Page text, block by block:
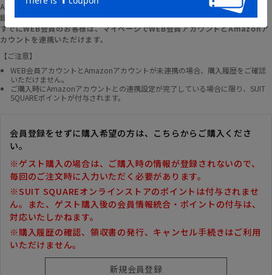
Amazonアカウントの登録情報を使用して、お支払いおよび新規WEB会員登
録が可能です。
すでにWEB会員のお客様は、マイページでWEB会員アカウントとAmazonア
カウントを連携いただけます。
【ご注意】
WEB会員アカウントとAmazonアカウントが未連携の場合、購入履歴をご確認
いただけません。
ご購入時にAmazonアカウントとの連携設定が完了している場合に限り、SUIT
SQUAREポイントが付与されます。
会員登録をせずに購入希望の方は、こちらからご購入くださ
い。
※ゲスト購入の場合は、ご購入時の情報が登録されないので、
毎回のご注文時に入力いただく必要があります。
※SUIT SQUAREオンラインストアのポイントは付与されませ
ん。また、ゲスト購入後の会員情報統合・ポイントの付与は、
対応いたしかねます。
※購入履歴の確認、領収書の発行、キャンセル手続きはご利用
いただけません。